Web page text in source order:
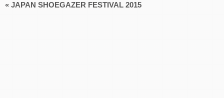
イ
« JAPAN SHOEGAZER FESTIVAL 2015